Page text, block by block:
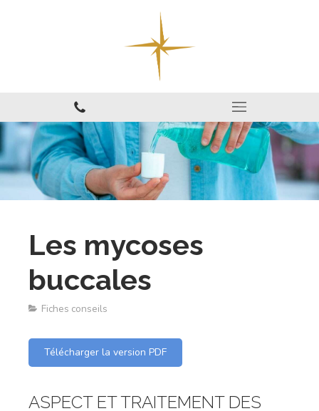
Les mycoses
buccales
Fiches conseils
Télécharger la version PDF
ASPECT ET TRAITEMENT DES